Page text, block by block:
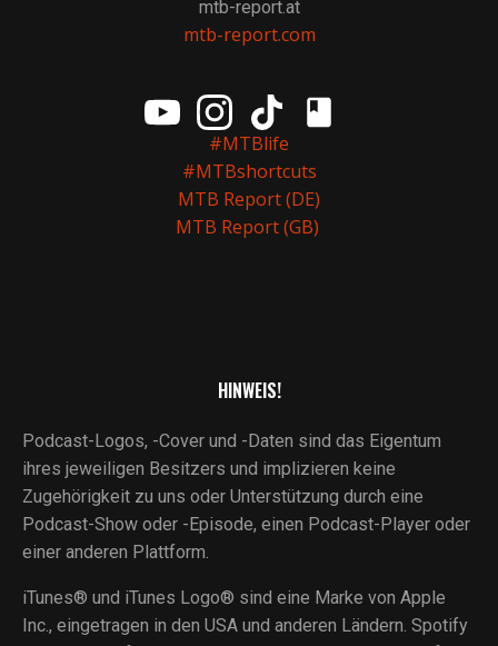
mtb-report.at
mtb-report.com
#MTBlife
#MTBshortcuts
MTB Report (DE)
MTB Report (GB)
HINWEIS!
Podcast-Logos, -Cover und -Daten sind das Eigentum
ihres jeweiligen Besitzers und implizieren keine
Zugehörigkeit zu uns oder Unterstützung durch eine
Podcast-Show oder -Episode, einen Podcast-Player oder
einer anderen Plattform.
iTunes® und iTunes Logo® sind eine Marke von Apple
Inc., eingetragen in den USA und anderen Ländern. Spotify